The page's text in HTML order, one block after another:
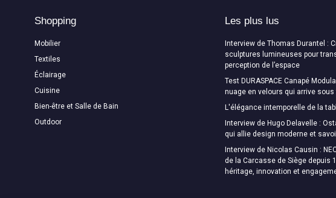
Shopping
Mobilier
Textiles
Éclairage
Cuisine
Bien-être et Salle de Bain
Outdoor
Les plus lus
Interview de Thomas Durantel :
sculptures lumineuses pour
perception de l’espace
Test DURASPACE Canapé
nuage en velours qui arrive sous
L'élégance intemporelle de la
Interview de Hugo Delavelle :
qui allie design moderne et
Interview de Nicolas Causin :
de la Carcasse de Siège depuis
héritage, innovation et